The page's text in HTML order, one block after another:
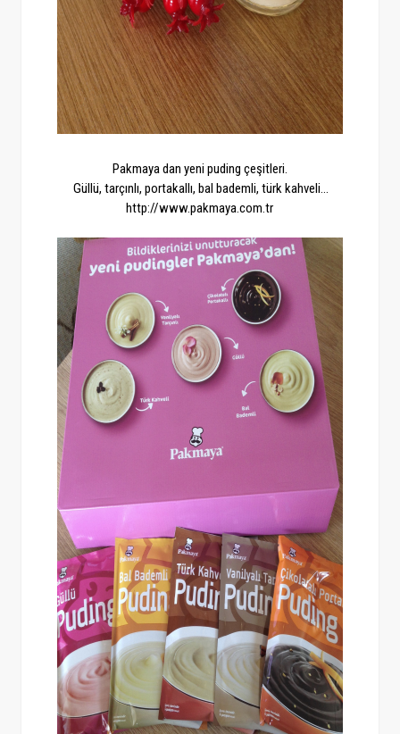
Pakmaya dan yeni puding çeşitleri.
Güllü, tarçınlı, portakallı, bal bademli, türk kahveli...
http://www.pakmaya.com.tr